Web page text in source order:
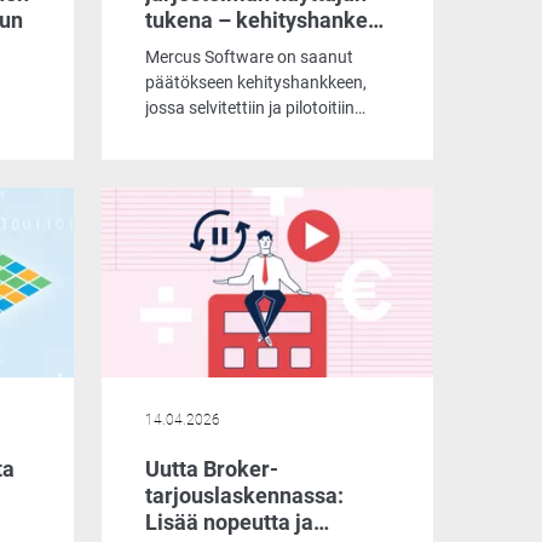
tukena – kehityshanke
vahvistaa asiantuntijan
työpanosta
Mercus Software on saanut
päätökseen kehityshankkeen,
jossa selvitettiin ja pilotoitiin
Brokerin käyttöönotto ja
saavutettavuus nousevat
uudelle tasolle älykkään,
reaaliaikaisen tuen ansiosta.
14.04.2026
Uutta Broker-
tarjouslaskennassa:
Lisää nopeutta ja